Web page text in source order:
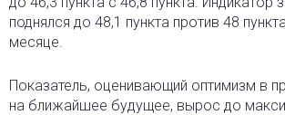
поднялся до 48,1 пункта против 48
месяце.
Показатель, оценивающий оптимизм в
на ближайшее будущее, вырос до